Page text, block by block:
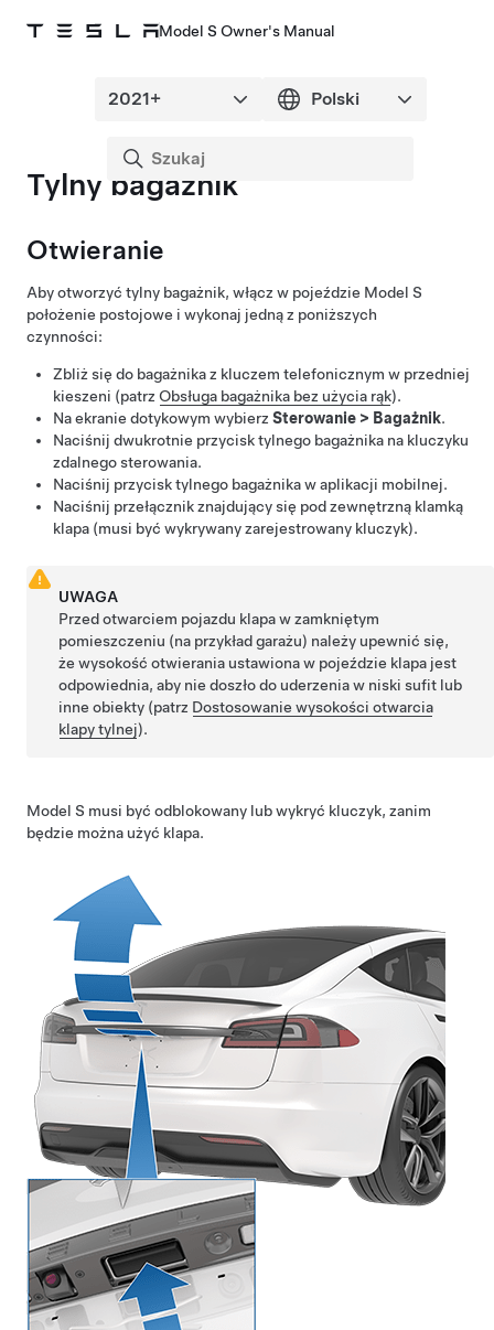
Model S Owner's Manual
Tylny bagażnik
Otwieranie
Aby otworzyć tylny bagażnik, włącz w pojeździe Model S
położenie postojowe i wykonaj jedną z poniższych
czynności:
Zbliż się do bagażnika z kluczem telefonicznym w przedniej
kieszeni (patrz Obsługa bagażnika bez użycia rąk).
Na ekranie dotykowym wybierz Sterowanie > Bagażnik.
Naciśnij dwukrotnie przycisk tylnego bagażnika na kluczyku
zdalnego sterowania.
Naciśnij przycisk tylnego bagażnika w aplikacji mobilnej.
Naciśnij przełącznik znajdujący się pod zewnętrzną klamką
klapa (musi być wykrywany zarejestrowany kluczyk).
UWAGA
Przed otwarciem pojazdu klapaw zamkniętym
pomieszczeniu (na przykład garażu) należy upewnić się,
że wysokość otwierania ustawiona w pojeździe klapa jest
odpowiednia, aby nie doszło do uderzenia w niski sufit lub
inne obiekty (patrz Dostosowanie wysokości otwarcia
klapy tylnej).
Model S musi być odblokowany lub wykryć kluczyk, zanim
będzie można użyć klapa.